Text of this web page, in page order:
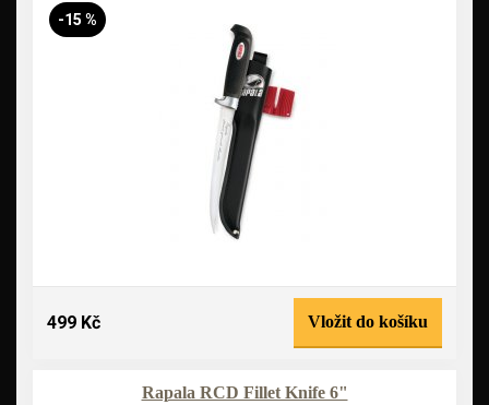
-15 %
499 Kč Vložit do košíku
Rapala RCD Fillet Knife 6"